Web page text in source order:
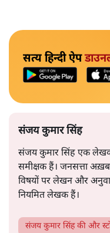
सत्य हिन्दी ऐप
संजय कुमार सिंह
संजय कुमार सिंह एक
समीक्षक हैं। जनसत्ता
विषयों पर लेखन और
नियमित लेखक हैं।
संजय कुमार सिंहकी और